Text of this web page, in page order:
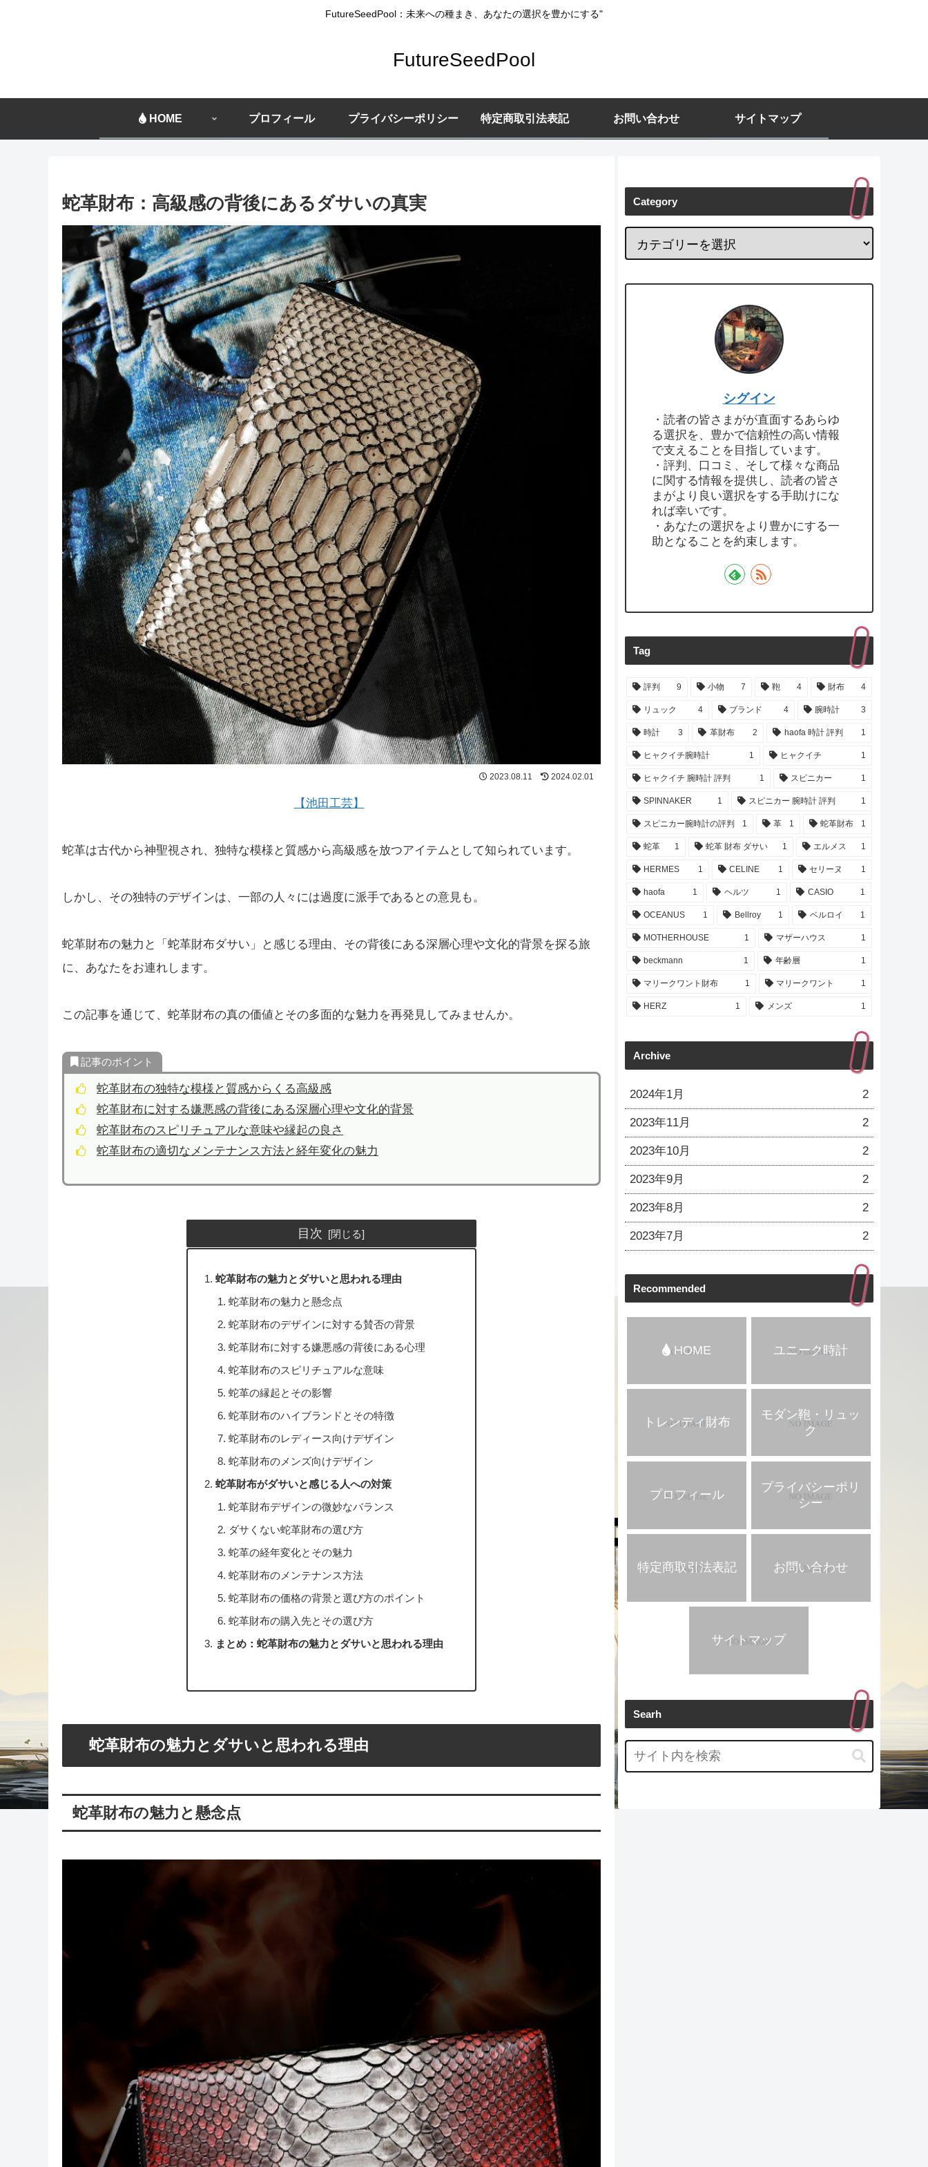
FutureSeedPool：未来への種まき、あなたの選択を豊かにする"
FutureSeedPool
HOME プロフィール プライバシーポリシー 特定商取引法表記 お問い合わせ サイトマップ
蛇革財布：高級感の背後にあるダサいの真実
2023.08.11 2024.02.01
【池田工芸】
蛇革は古代から神聖視され、独特な模様と質感から高級感を放つアイテムとして知られています。
しかし、その独特のデザインは、一部の人々には過度に派手であるとの意見も。
蛇革財布の魅力と「蛇革財布ダサい」と感じる理由、その背後にある深層心理や文化的背景を探る旅
に、あなたをお連れします。
この記事を通じて、蛇革財布の真の価値とその多面的な魅力を再発見してみませんか。
記事のポイント
蛇革財布の独特な模様と質感からくる高級感
蛇革財布に対する嫌悪感の背後にある深層心理や文化的背景
蛇革財布のスピリチュアルな意味や縁起の良さ
蛇革財布の適切なメンテナンス方法と経年変化の魅力
目次
蛇革財布の魅力とダサいと思われる理由
蛇革財布の魅力と懸念点
蛇革財布のデザインに対する賛否の背景
蛇革財布に対する嫌悪感の背後にある心理
蛇革財布のスピリチュアルな意味
蛇革の縁起とその影響
蛇革財布のハイブランドとその特徴
蛇革財布のレディース向けデザイン
蛇革財布のメンズ向けデザイン
蛇革財布がダサいと感じる人への対策
蛇革財布デザインの微妙なバランス
ダサくない蛇革財布の選び方
蛇革の経年変化とその魅力
蛇革財布のメンテナンス方法
蛇革財布の価格の背景と選び方のポイント
蛇革財布の購入先とその選び方
まとめ：蛇革財布の魅力とダサいと思われる理由
蛇革財布の魅力とダサいと思われる理由
蛇革財布の魅力と懸念点
Category
シグイン
・読者の皆さまがが直面するあらゆ
る選択を、豊かで信頼性の高い情報
で支えることを目指しています。
・評判、口コミ、そして様々な商品
に関する情報を提供し、読者の皆さ
まがより良い選択をする手助けにな
れば幸いです。
・あなたの選択をより豊かにする一
助となることを約束します。
Tag
評判 9 小物 7 鞄 4 財布 4
リュック 4 ブランド 4 腕時計 3
時計 3 革財布 2 haofa 時計 評判 1
ヒャクイチ腕時計 1 ヒャクイチ 1
ヒャクイチ 腕時計 評判 1 スピニカー 1
SPINNAKER 1 スピニカー 腕時計 評判 1
スピニカー腕時計の評判 1 革 1 蛇革財布 1
蛇革 1 蛇革 財布 ダサい 1 エルメス 1
HERMES 1 CELINE 1 セリーヌ 1
haofa 1 ヘルツ 1 CASIO 1
OCEANUS 1 Bellroy 1 ベルロイ 1
MOTHERHOUSE 1 マザーハウス 1
beckmann 1 年齢層 1
マリークワント財布 1 マリークワント 1
HERZ 1 メンズ 1
Archive
2024年1月 2
2023年11月 2
2023年10月 2
2023年9月 2
2023年8月 2
2023年7月 2
Recommended
HOME ユニーク時計
トレンディ財布
モダン鞄・リュッ
ク
プロフィール
プライバシーポリ
シー
特定商取引法表記 お問い合わせ
サイトマップ
Searh